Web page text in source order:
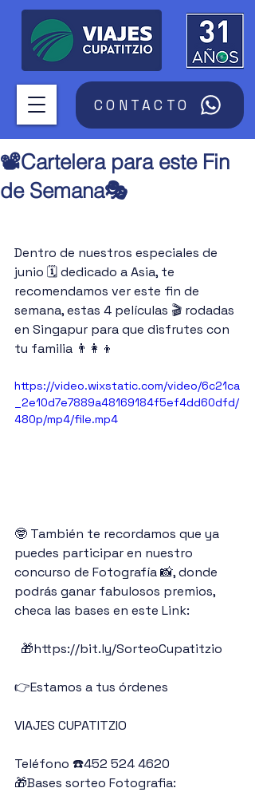
CONTACTO
📽️Cartelera para este Fin
de Semana🎭
Dentro de nuestros especiales de
junio 🗓️ dedicado a Asia, te
recomendamos ver este fin de
semana, estas 4 películas 🎬 rodadas
en Singapur para que disfrutes con
tu familia 👨‍👩‍👦
https://video.wixstatic.com/video/6c21ca
_2e10d7e7889a48169184f5ef4dd60dfd/
480p/mp4/file.mp4
🤓 También te recordamos que ya
puedes participar en nuestro
concurso de Fotografía 📸, donde
podrás ganar fabulosos premios,
checa las bases en este Link:
  🎁https://bit.ly/SorteoCupatitzio
👉Estamos a tus órdenes
VIAJES CUPATITZIO
Teléfono ☎️452 524 4620
🎁Bases sorteo Fotografia: